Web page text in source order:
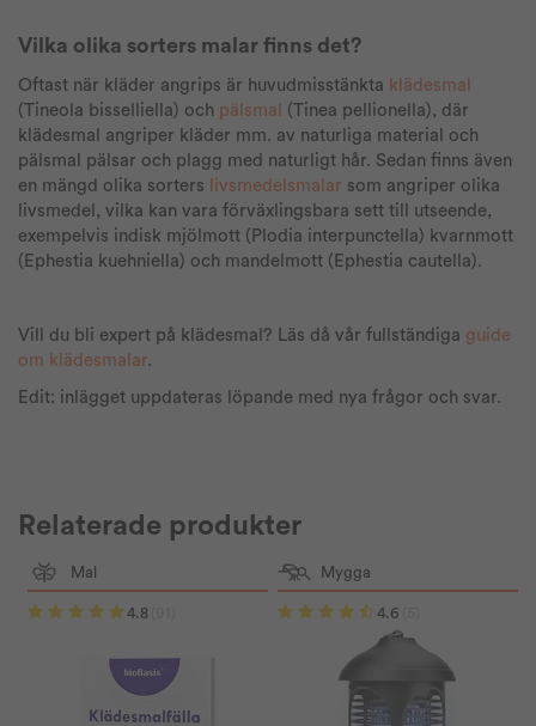
Vilka olika sorters malar finns det?
Oftast när kläder angrips är huvudmisstänkta klädesmal
(Tineola bisselliella) och pälsmal
(Tinea pellionella), där
klädesmal angriper kläder mm. av naturliga material och
pälsmal pälsar och plagg med naturligt hår. Sedan finns även
en mängd olika sorters
livsmedelsmalar som angriper olika
livsmedel, vilka kan vara förväxlingsbara sett till utseende,
exempelvis indisk mjölmott (Plodia interpunctella) kvarnmott
(Ephestia kuehniella) och mandelmott (Ephestia cautella).
Vill du bli expert på klädesmal? Läs då vår fullständiga guide
om klädesmalar.
Edit: inlägget uppdateras löpande med nya frågor och svar.
Relaterade produkter
Mal
4.8
Mygga
4.6